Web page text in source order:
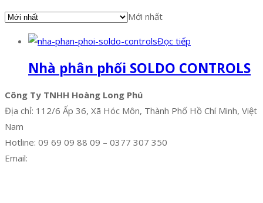
Mới nhất
Đọc tiếp
Nhà phân phối SOLDO CONTROLS
Công Ty TNHH Hoàng Long Phú
Địa chỉ: 112/6 Ấp 36, Xã Hóc Môn, Thành Phố Hồ Chí Minh, Việt
Nam
Hotline: 09 69 09 88 09 – 0377 307 350
Email: